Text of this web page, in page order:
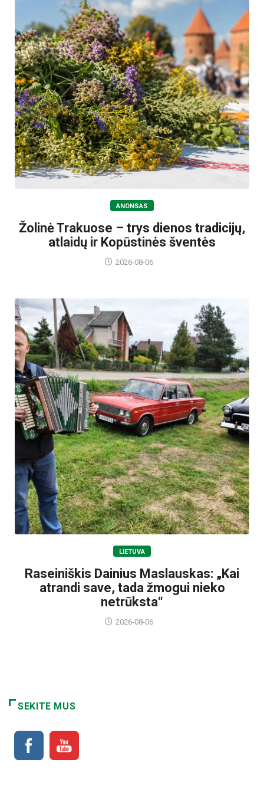
ANONSAS
Žolinė Trakuose – trys dienos tradicijų,
atlaidų ir Kopūstinės šventės
2026-08-06
LIETUVA
Raseiniškis Dainius Maslauskas: „Kai
atrandi save, tada žmogui nieko
netrūksta“
2026-08-06
SEKITE MUS